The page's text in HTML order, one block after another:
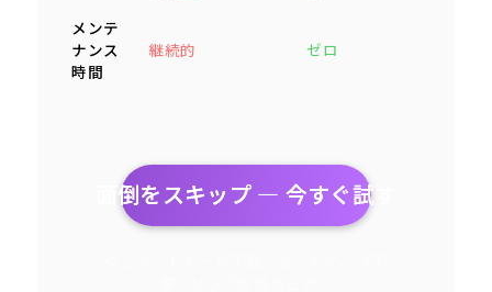
メンテ
ナンス
時間
継続的 ゼロ
面倒をスキップ — 今すぐ試す